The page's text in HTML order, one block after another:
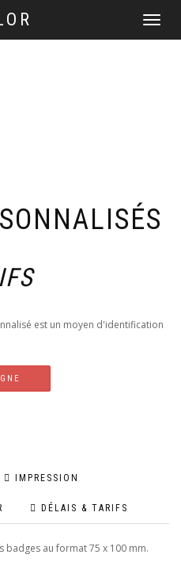
Menu
est un moyen d'identification
IMPRESSION
DÉLAIS & TARIFS
au format 75 x 100 mm.